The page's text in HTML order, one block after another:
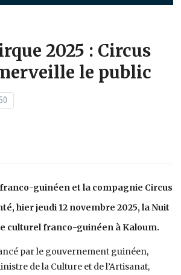
2025 : Circus
le public
guinéen et la compagnie Circus
hier jeudi 12 novembre 2025, la Nuit
culturel franco-guinéen à Kaloum.
par le gouvernement guinéen,
de la Culture et de l’Artisanat,